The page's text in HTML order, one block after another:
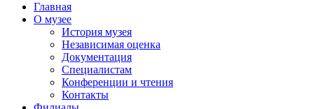
Главная
О музее
История музея
Независимая оценка
Документация
Специалистам
Конференции и чтения
Контакты